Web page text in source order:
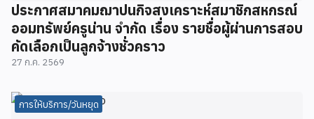
ประกาศสมาคมฌาปนกิจสงเคราะห์สมาชิกสหกรณ์
ออมทรัพย์ครูน่าน จำกัด เรื่อง รายชื่อผู้ผ่านการสอบ
คัดเลือกเป็นลูกจ้างชั่วคราว
27 ก.ค. 2569
การให้บริการ/วันหยุด